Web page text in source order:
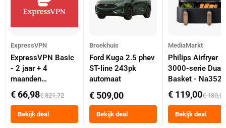
ExpressVPN
ExpressVPN Basic
- 2 jaar + 4
maanden
abonnement
€ 66,98€ 321,72
Bekijk deal
Broekhuis
Ford Kuga 2.5 phev
ST-line 243pk
automaat
€ 509,00
Bekijk deal
MediaMarkt
Philips Airfryer
3000-serie Dual
Basket -
Dubbele Mand 9
Tot 6 Personen
Heteluchtfriteuse
Zwart
€ 119,00€ 130,00
Bekijk deal